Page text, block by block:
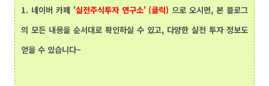
1. 네이버 카페 '실전주식투자 연구소' (클릭) 으로 오시면, 본 블로그
의 모든 내용을 순서대로 확인하실 수 있고, 다양한 실전 투자 정보도
얻을 수 있습니다~